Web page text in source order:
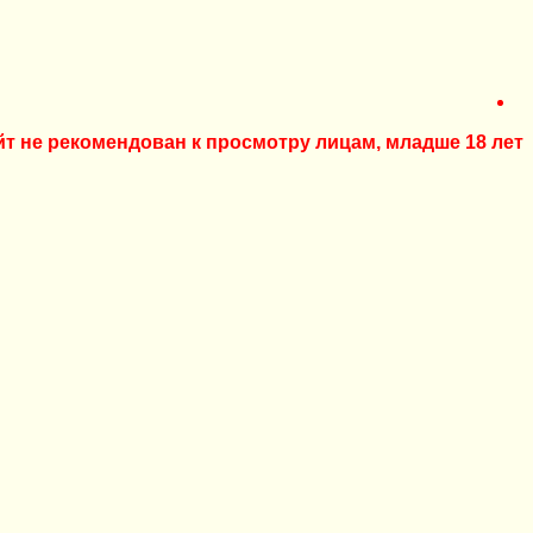
не рекомендован к просмотру лицам, младше 18 лет